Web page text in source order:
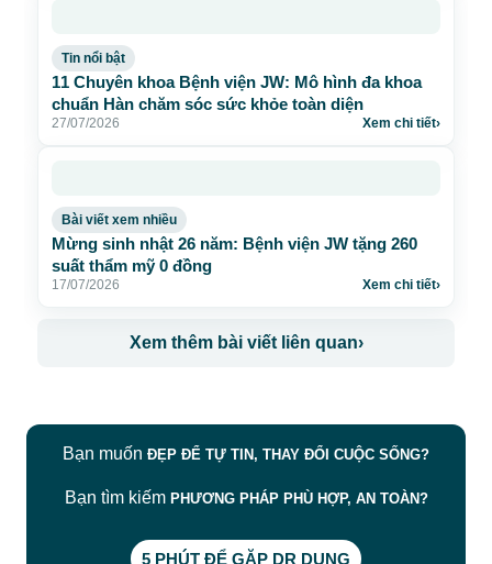
Tin nổi bật
11 Chuyên khoa Bệnh viện JW: Mô hình đa khoa
chuẩn Hàn chăm sóc sức khỏe toàn diện
27/07/2026 Xem chi tiết›
Bài viết xem nhiều
Mừng sinh nhật 26 năm: Bệnh viện JW tặng 260
suất thẩm mỹ 0 đồng
17/07/2026 Xem chi tiết›
Xem thêm bài viết liên quan›
Bạn muốn ĐẸP ĐỂ TỰ TIN, THAY ĐỔI CUỘC SỐNG?
Bạn tìm kiếm PHƯƠNG PHÁP PHÙ HỢP, AN TOÀN?
5 PHÚT ĐỂ GẶP DR DUNG